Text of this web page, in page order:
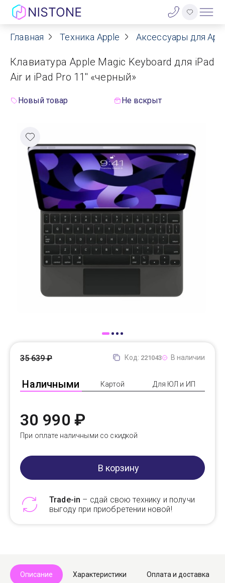
Акции
О нас
Реквизиты
Контакты
Гарантия
Оплата
Доставка
Главная Техника Apple Аксессуары для
Клавиатура Apple Magic Keyboard для iPad
Air и iPad Pro 11'' «черный»
Новый товар Не вскрыт
Код: 221043 В наличии
Наличными Картой Для ЮЛ и ИП
35 639 ₽
30 990 ₽
При оплате наличными со скидкой
В корзину
Trade-in – сдай свою технику и получи
выгоду при приобретении новой!
Описание Характеристики Оплата и доставка